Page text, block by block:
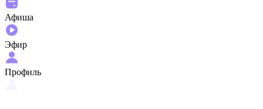
Афиша
Эфир
Профиль